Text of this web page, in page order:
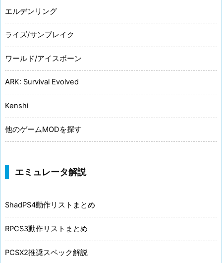
エルデンリング
ライズ/サンブレイク
ワールド/アイスボーン
ARK: Survival Evolved
Kenshi
他のゲームMODを探す
エミュレータ解説
ShadPS4動作リストまとめ
RPCS3動作リストまとめ
PCSX2推奨スペック解説